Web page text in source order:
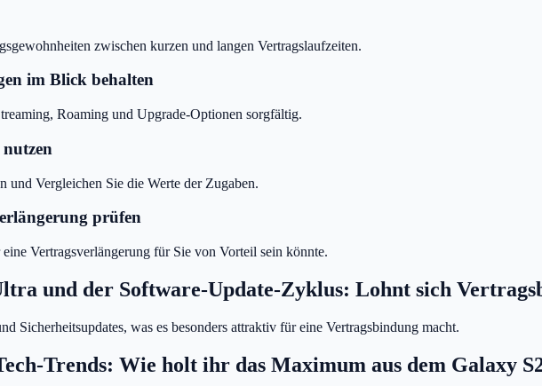
zwischen kurzen und langen Vertragslaufzeiten.
im Blick behalten
Roaming und Upgrade-Optionen sorgfältig.
und Vergleichen Sie die Werte der Zugaben.
prüfen
Vertragsverlängerung für Sie von Vorteil sein könnte.
und der Software-Update-Zyklus: Lohnt sich
Sicherheitsupdates, was es besonders attraktiv für eine Vertragsbindung macht.
Trends: Wie holt ihr das Maximum aus dem Galaxy